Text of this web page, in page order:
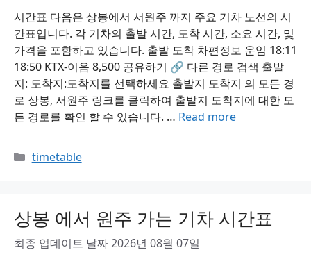
시간표 다음은 상봉에서 서원주 까지 주요 기차 노선의 시
간표입니다. 각 기차의 출발 시간, 도착 시간, 소요 시간, 및
가격을 포함하고 있습니다. 출발 도착 차편정보 운임 18:11
18:50 KTX-이음 8,500 공유하기 🔗 다른 경로 검색 출발
지: 도착지:도착지를 선택하세요 출발지 도착지 의 모든 경
로 상봉, 서원주 링크를 클릭하여 출발지 도착지에 대한 모
든 경로를 확인 할 수 있습니다. … Read more
Categories
timetable
상봉 에서 원주 가는 기차 시간표
최종 업데이트 날짜 2026년 08월 07일